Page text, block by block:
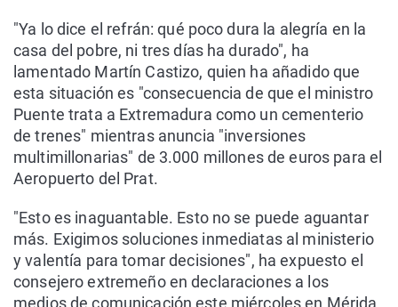
"Ya lo dice el refrán: qué poco dura la alegría en la
casa del pobre, ni tres días ha durado", ha
lamentado Martín Castizo, quien ha añadido que
esta situación es "consecuencia de que el ministro
Puente trata a Extremadura como un cementerio
de trenes" mientras anuncia "inversiones
multimillonarias" de 3.000 millones de euros para el
Aeropuerto del Prat.
"Esto es inaguantable. Esto no se puede aguantar
más. Exigimos soluciones inmediatas al ministerio
y valentía para tomar decisiones", ha expuesto el
consejero extremeño en declaraciones a los
medios de comunicación este miércoles en Mérida,